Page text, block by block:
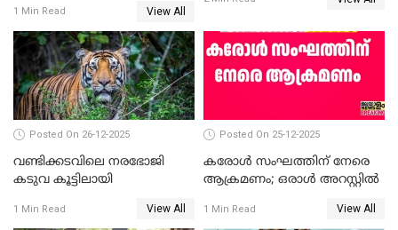
ഹൈക്കോടതിയിലേക്ക്;
സത്യപ്രതിജ്ഞ ചടങ്ങില്‍
ചട്ടലംഘനമെന്ന് പാർട്ടി
1 Min Read View All
Posted On 26-12-2025
വണ്ടിക്കടവിലെ നരഭോജി
കടുവ കൂട്ടിലായി
1 Min Read View All
Posted On 25-12-2025
കരോള്‍ സംഘത്തിന് നേരെ
ആക്രമണം; ഒരാള്‍ അറസ്റ്റില്‍
1 Min Read View All